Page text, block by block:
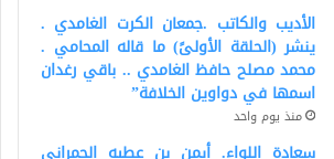
الأديب والكاتب .جمعان الكرت الغامدي .
ينشر (الحلقة الأولىً) ما قاله المحامي .
محمد مصلح حافظ الغامدي .. باقي رغدان
اسمها في دواوين الخلافة”
منذ يوم واحد
سعادة اللواء. أيمن بن عطيه الحمراني